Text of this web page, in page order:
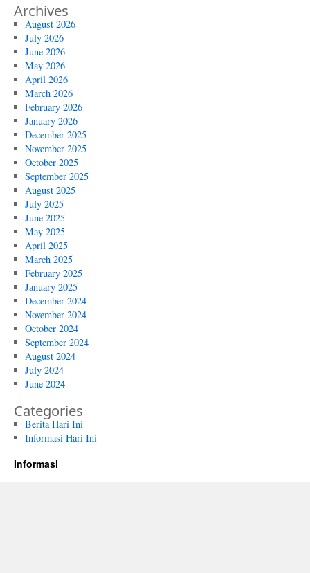
Archives
August 2026
July 2026
June 2026
May 2026
April 2026
March 2026
February 2026
January 2026
December 2025
November 2025
October 2025
September 2025
August 2025
July 2025
June 2025
May 2025
April 2025
March 2025
February 2025
January 2025
December 2024
November 2024
October 2024
September 2024
August 2024
July 2024
June 2024
Categories
Berita Hari Ini
Informasi Hari Ini
Informasi